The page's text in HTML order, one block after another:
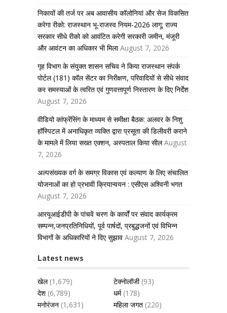
निकायों की तर्ज पर अब आवासीय कॉलोनियां और सेज विकसित
करेगा रीको: राजस्थान भू-राजस्व नियम-2026 लागू; राज्य
सरकार सीधे रीको को आवंटित करेगी सरकारी जमीन, मंजूरी
और आवंटन का अधिकार भी मिला August 7, 2026
गृह विभाग के संयुक्त शासन सचिव ने किया राजस्थान संपर्क
पोर्टल (181) कॉल सेंटर का निरीक्षण, परिवादियों से सीधे संवाद
कर समस्याओं के त्वरित एवं गुणवत्तापूर्ण निस्तारण के दिए निर्देश
August 7, 2026
वीडियो कांफ्रेंसिंग के माध्यम से समीक्षा बैठक: अलवर के निशु
हॉस्पिटल में अनाधिकृत व्यक्ति द्वारा प्रसूता की डिलीवरी कराने
के मामले में लिया सख्त एक्शन, अस्पताल किया सील August
7, 2026
अल्पसंख्यक वर्ग के समग्र विकास एवं कल्याण के लिए संचालित
योजनाओं का हो प्रभावी क्रियान्वयन : एसीएस अश्विनी भगत
August 7, 2026
आरयूआईडीपी के पांचवें चरण के कार्यों पर संवाद कार्यक्रम
सम्पन्न,जनप्रतिनिधियों, पूर्व पार्षदों, प्रबुद्धजनों एवं विभिन्न
विभागों के अधिकारियों ने दिए सुझाव August 7, 2026
Latest news
खेल(1,679) टेक्नोलॉजी(93)
देश(6,789) धर्म(178)
मनोरंजन (1,631) महिला जगत (220)